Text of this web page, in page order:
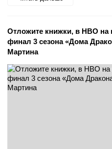
Отложите книжки, в HBO
финал 3 сезона «Дома
Мартина